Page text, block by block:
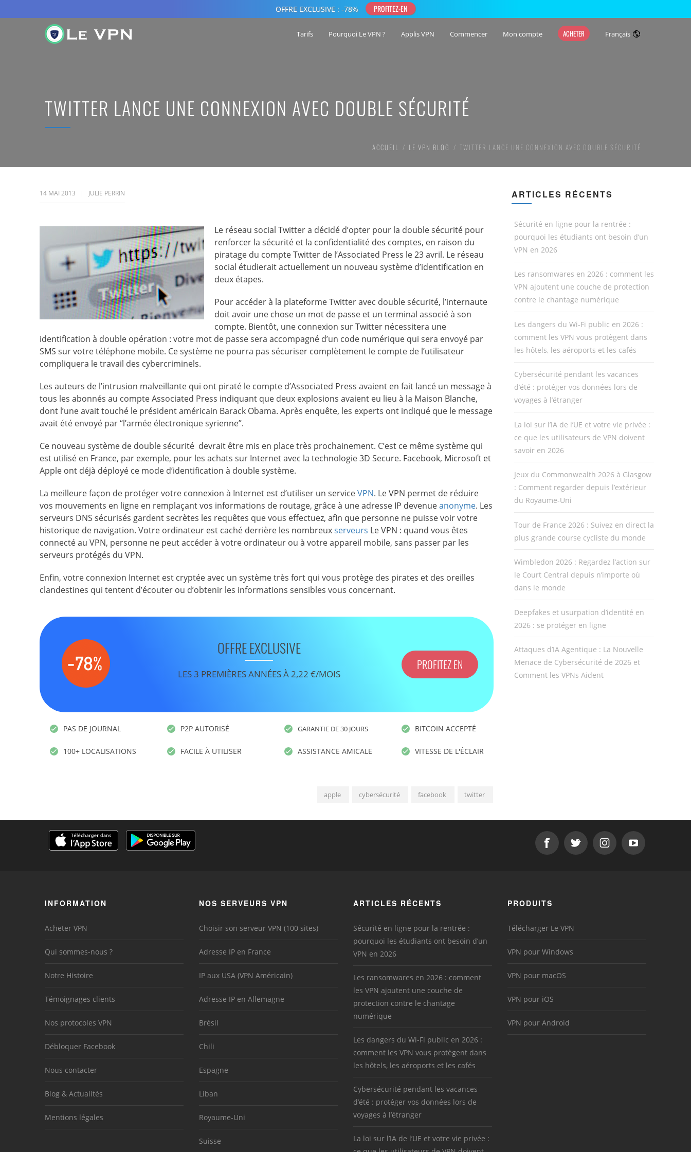
Tarifs Pourquoi Le VPN ? Applis VPN Commencer Mon compte ACHETER Français
TWITTER LANCE UNE CONNEXION AVEC DOUBLE SÉCURITÉ
ACCUEIL LE VPN BLOG TWITTER LANCE UNE CONNEXION AVEC DOUBLE SÉCURITÉ
14 MAI 2013 JULIE PERRIN
Le réseau social Twitter a décidé d’opter pour la double sécurité pour
renforcer la sécurité et la confidentialité des comptes, en raison du
piratage du compte Twitter de l’Associated Press le 23 avril. Le réseau
social étudierait actuellement un nouveau système d’identification en
deux étapes.
Pour accéder à la plateforme Twitter avec double sécurité, l’internaute
doit avoir une chose un mot de passe et un terminal associé à son
compte. Bientôt, une connexion sur Twitter nécessitera une
identification à double opération : votre mot de passe sera accompagné d’un code numérique qui sera envoyé par
SMS sur votre téléphone mobile. Ce système ne pourra pas sécuriser complètement le compte de l’utilisateur
compliquera le travail des cybercriminels.
Les auteurs de l’intrusion malveillante qui ont piraté le compte d’Associated Press avaient en fait lancé un message à
tous les abonnés au compte Associated Press indiquant que deux explosions avaient eu lieu à la Maison Blanche,
dont l’une avait touché le président américain Barack Obama. Après enquête, les experts ont indiqué que le message
avait été envoyé par “l’armée électronique syrienne”.
Ce nouveau système de double sécurité devrait être mis en place très prochainement. C’est ce même système qui
est utilisé en France, par exemple, pour les achats sur Internet avec la technologie 3D Secure. Facebook, Microsoft et
Apple ont déjà déployé ce mode d’identification à double système.
La meilleure façon de protéger votre connexion à Internet est d’utiliser un serviceVPN. Le VPN permet de réduire
vos mouvements en ligne en remplaçant vos informations de routage, grâce à une adresse IP devenueanonyme. Les
serveurs DNS sécurisés gardent secrètes les requêtes que vous effectuez, afin que personne ne puisse voir votre
historique de navigation. Votre ordinateur est caché derrière les nombreuxserveurs Le VPN : quand vous êtes
connecté au VPN, personne ne peut accéder à votre ordinateur ou à votre appareil mobile, sans passer par les
serveurs protégés du VPN.
Enfin, votre connexion Internet est cryptée avec un système très fort qui vous protège des pirates et des oreilles
clandestines qui tentent d’écouter ou d’obtenir les informations sensibles vous concernant.
OFFRE EXCLUSIVE
LES 3 PREMIÈRES ANNÉES À 2,22 €/MOIS
PROFITEZ EN
PAS DE JOURNAL
100+ LOCALISATIONS
P2P AUTORISÉ
FACILE À UTILISER
GARANTIE DE 30 JOURS
ASSISTANCE AMICALE
BITCOIN ACCEPTÉ
VITESSE DE L'ÉCLAIR
apple cybersécurité facebook twitter
ARTICLES RÉCENTS
Sécurité en ligne pour la rentrée :
pourquoi les étudiants ont besoin d’un
VPN en 2026
Les ransomwares en 2026 : comment les
VPN ajoutent une couche de protection
contre le chantage numérique
Les dangers du Wi-Fi public en 2026 :
comment les VPN vous protègent dans
les hôtels, les aéroports et les cafés
Cybersécurité pendant les vacances
d’été : protéger vos données lors de
voyages à l’étranger
La loi sur l’IA de l’UE et votre vie privée :
ce que les utilisateurs de VPN doivent
savoir en 2026
Jeux du Commonwealth 2026 à Glasgow
: Comment regarder depuis l’extérieur
du Royaume-Uni
Tour de France 2026 : Suivez en direct la
plus grande course cycliste du monde
Wimbledon 2026 : Regardez l’action sur
le Court Central depuis n’importe où
dans le monde
Deepfakes et usurpation d’identité en
2026 : se protéger en ligne
Attaques d’IA Agentique : La Nouvelle
Menace de Cybersécurité de 2026 et
Comment les VPNs Aident
INFORMATION
Acheter VPN
Qui sommes-nous ?
Notre Histoire
Témoignages clients
Nos protocoles VPN
Débloquer Facebook
Nous contacter
Blog & Actualités
Mentions légales
NOS SERVEURS VPN
Choisir son serveur VPN (100 sites)
Adresse IP en France
IP aux USA (VPN Américain)
Adresse IP en Allemagne
Brésil
Chili
Espagne
Liban
Royaume-Uni
Suisse
ARTICLES RÉCENTS
Sécurité en ligne pour la rentrée :
pourquoi les étudiants ont besoin d’un
VPN en 2026
Les ransomwares en 2026 : comment
les VPN ajoutent une couche de
protection contre le chantage
numérique
Les dangers du Wi-Fi public en 2026 :
comment les VPN vous protègent dans
les hôtels, les aéroports et les cafés
Cybersécurité pendant les vacances
d’été : protéger vos données lors de
voyages à l’étranger
La loi sur l’IA de l’UE et votre vie privée :
PRODUITS
Télécharger Le VPN
VPN pour Windows
VPN pour macOS
VPN pour iOS
VPN pour Android